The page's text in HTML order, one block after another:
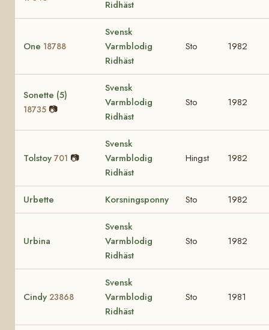
Ridhäst
One 18788
Svensk
Varmblodig
Ridhäst
Sto 1982
Sonette (5)
18735 📷
Svensk
Varmblodig
Ridhäst
Sto 1982
Tolstoy 701 📷
Svensk
Varmblodig
Ridhäst
Hingst 1982
Urbette Korsningsponny Sto 1982
Urbina
Svensk
Varmblodig
Ridhäst
Sto 1982
Cindy 23868
Svensk
Varmblodig
Ridhäst
Sto 1981